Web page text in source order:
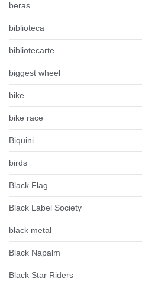
beras
biblioteca
bibliotecarte
biggest wheel
bike
bike race
Biquini
birds
Black Flag
Black Label Society
black metal
Black Napalm
Black Star Riders